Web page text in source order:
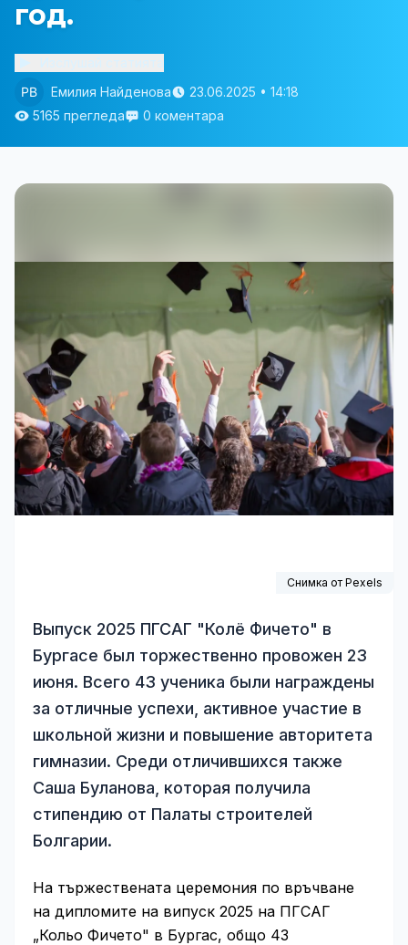
год.
Емилия Найденова
23.06.2025 • 14:18
5165 прегледа
0 коментара
Снимка от Pexels
Выпуск 2025 ПГСАГ "Колё Фичето" в
Бургасе был торжественно провожен 23
июня. Всего 43 ученика были награждены
за отличные успехи, активное участие в
школьной жизни и повышение авторитета
гимназии. Среди отличившихся также
Саша Буланова, которая получила
стипендию от Палаты строителей
Болгарии.
На тържествената церемония по връчване
на дипломите на випуск 2025 на ПГСАГ
„Кольо Фичето" в Бургас, общо 43